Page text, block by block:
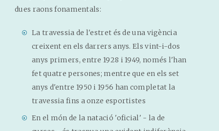
dues raons fonamentals:
La travessia de l'estret és de una vigència
creixent en els darrers anys. Els vint-i-dos
anys primers, entre 1928 i 1949, només l'han
fet quatre persones; mentre que en els set
anys d'entre 1950 i 1956 han completat la
travessia fins a onze esportistes
En el món de la natació 'oficial' - la de